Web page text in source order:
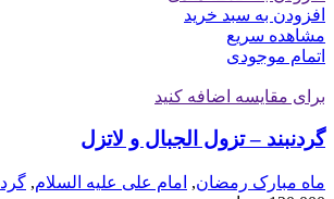
افزودن به سبد خرید
مشاهده سریع
اتمام موجودی
برای مقایسه اضافه کنید
گردنبند – تزول الجبال و لاتزل
ماه مبارک رمضان, امام علی علیه السلام,